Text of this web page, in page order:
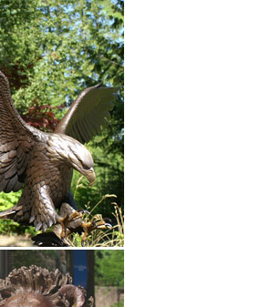
свой выбор на
выбирал Иннокентий
вид на луг, где в
ее является то,
Селе.